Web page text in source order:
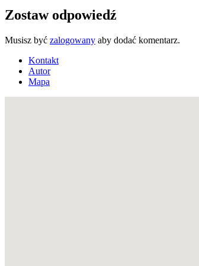
Zostaw odpowiedź
Musisz być zalogowany aby dodać komentarz.
Kontakt
Autor
Mapa